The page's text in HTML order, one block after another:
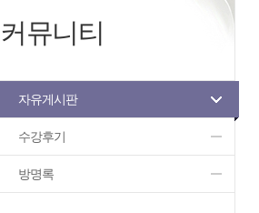
커뮤니티
자유게시판
수강후기
방명록